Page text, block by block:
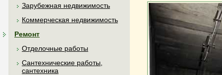
Зарубежная недвижимость
Коммерческая недвижимость
Ремонт
Отделочные работы
Сантехнические работы,
сантехника